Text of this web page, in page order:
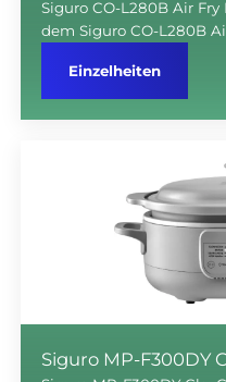
Siguro CO-L280B Air
dem Siguro CO-L280B
Einzelheiten
Siguro MP-F300DY